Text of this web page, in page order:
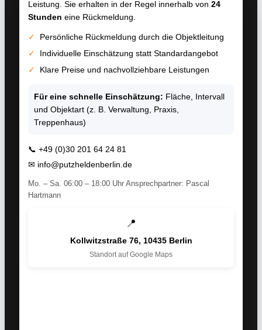
Leistung. Sie erhalten in der Regel innerhalb von 24
Stunden eine Rückmeldung.
✓
Persönliche Rückmeldung durch die Objektleitung
✓
Individuelle Einschätzung statt Standardangebot
✓
Klare Preise und nachvollziehbare Leistungen
Für eine schnelle Einschätzung: Fläche, Intervall
und Objektart (z. B. Verwaltung, Praxis,
Treppenhaus)
📞 +49 (0)30 201 64 24 81
✉ info@putzheldenberlin.de
Mo. – Sa. 06:00 – 18:00 Uhr Ansprechpartner: Pascal
Hartmann
📍
Kollwitzstraße 76, 10435 Berlin
Standort auf Google Maps